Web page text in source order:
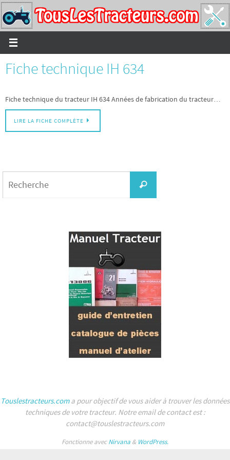
Passer
vers
le
contenu
Fiche technique IH 634
Fiche technique du tracteur IH 634 Années de fabrication du tracteur…
LIRE LA FICHE COMPLÈTE
Recherche
Touslestracteurs.coma pour objectif de vous aider à trouver les données
techniques de votre tracteur. Notre email de contact est :
contact@touslestracteurs.com
Fonctionne avecNirvana & WordPress.